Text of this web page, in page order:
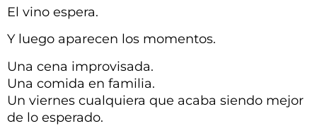
El vino espera.
Y luego aparecen los momentos.
Una cena improvisada.
Una comida en familia.
Un viernes cualquiera que acaba siendo mejor
de lo esperado.